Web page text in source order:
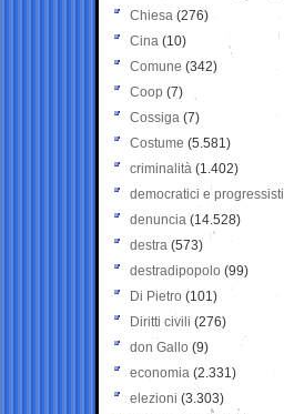
Chiesa (276)
Cina (10)
Comune (342)
Coop (7)
Cossiga (7)
Costume (5.581)
criminalità (1.402)
democratici e progressisti
denuncia (14.528)
destra (573)
destradipopolo (99)
Di Pietro (101)
Diritti civili (276)
don Gallo (9)
economia (2.331)
elezioni (3.303)